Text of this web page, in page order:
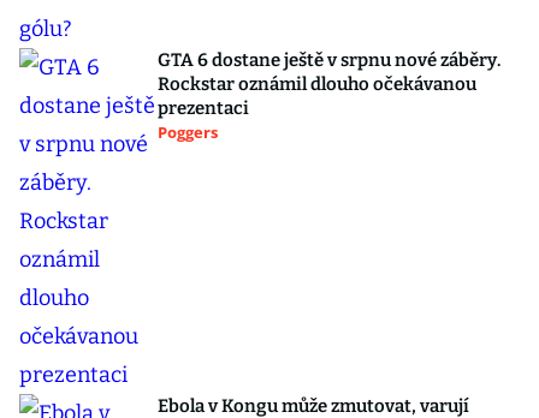
GTA 6 dostane ještě v srpnu nové záběry.
Rockstar oznámil dlouho očekávanou
prezentaci
Poggers
Ebola v Kongu může zmutovat, varují